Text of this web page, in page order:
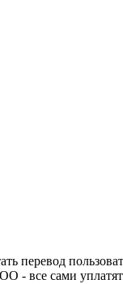
сами уплатят.